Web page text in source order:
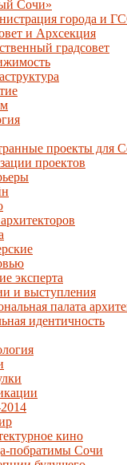
Сочи»
города и
и Архсекция
градсовет
проекты для
проектов
эксперта
и выступления
палата
идентичность
кино
побратимы Сочи